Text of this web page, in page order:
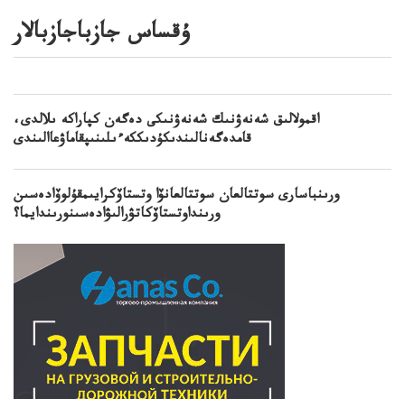
ۇقساس جازباجازبالار
اقمولالىق شەنەۋنىك شەنەۋنىكى دەگەن كپاراكە ىلالدى،
قامدەگەنالىندىكۇدىككەءىلىنىپقاماۋعاالىندى
ورىنباسارى سوتتالعان سوتتالعانۆا وتستاۆكرايىمقۇلوۆادەسىن
ورىنداوتستاۆكاتۋرالىۋادەسىنورىندايما؟